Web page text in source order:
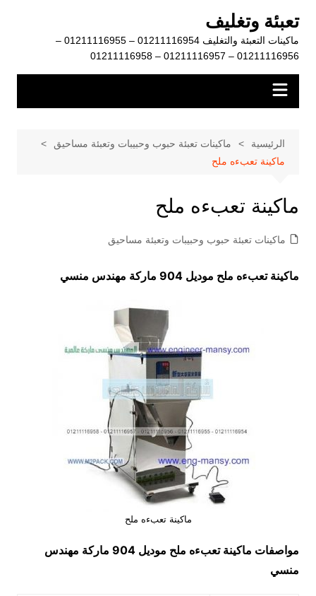
المحتوى
تعبئة وتغليف
ماكينات التعبئة والتغليف 01211116954 – 01211116955 –
01211116956 – 01211116957 – 01211116958
الرئيسية
ماكينات تعبئة حبوب وحبيبات وتعبئة مساحيق
ماكينة تعبءه ملح
ماكينة تعبءه ملح
ماكينات تعبئة حبوب وحبيبات وتعبئة مساحيق
ماكينة تعبءه ملح موديل 904 ماركة مهندس منسي
ماكينة تعبءه ملح
مواصفات ماكينة تعبءه ملح
موديل 904 ماركة مهندس
منسي